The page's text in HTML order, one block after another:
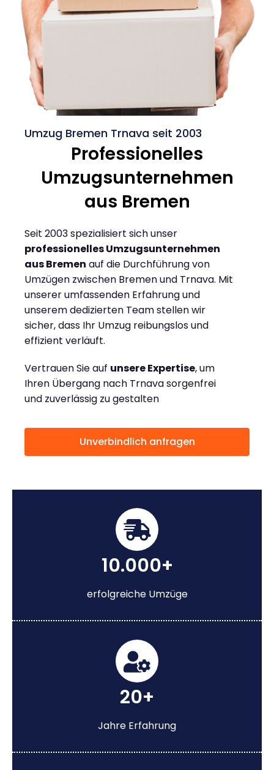
Umzug Bremen Trnava seit 2003
Professionelles
Umzugsunternehmen
aus Bremen
Seit 2003 spezialisiert sich unser
professionelles Umzugsunternehmen
aus Bremen auf die Durchführung von
Umzügen zwischen Bremen und Trnava. Mit
unserer umfassenden Erfahrung und
unserem dedizierten Team stellen wir
sicher, dass Ihr Umzug reibungslos und
effizient verläuft.
Vertrauen Sie auf unsere Expertise, um
Ihren Übergang nach Trnava sorgenfrei
und zuverlässig zu gestalten
Unverbindlich anfragen
10.000+
erfolgreiche Umzüge
20+
Jahre Erfahrung